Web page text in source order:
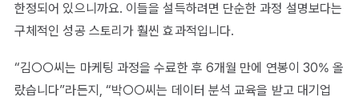
한정되어 있으니까요. 이들을 설득하려면 단순한 과정 설명보다는
구체적인 성공 스토리가 훨씬 효과적입니다.
“김○○씨는 마케팅 과정을 수료한 후 6개월 만에 연봉이 30% 올
랐습니다”라든지, “박○○씨는 데이터 분석 교육을 받고 대기업